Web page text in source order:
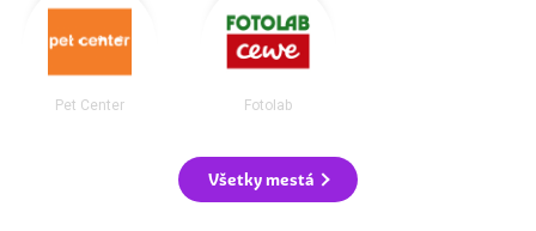
Pet Center Fotolab
Všetky mestá